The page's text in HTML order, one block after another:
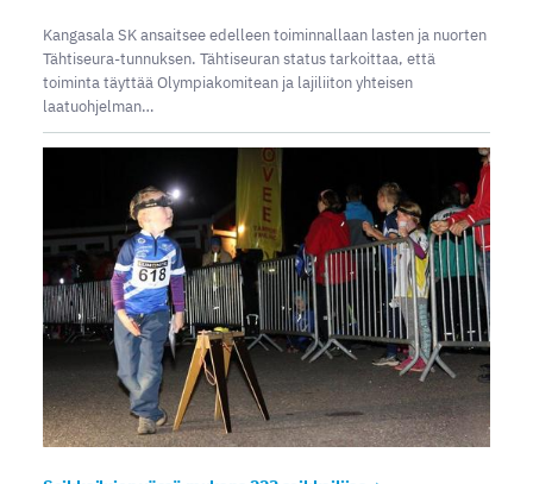
Kangasala SK ansaitsee edelleen toiminnallaan lasten ja nuorten
Tähtiseura-tunnuksen. Tähtiseuran status tarkoittaa, että
toiminta täyttää Olympiakomitean ja lajiliiton yhteisen
laatuohjelman…